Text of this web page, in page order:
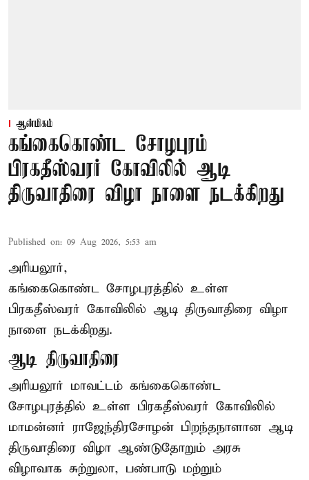
ஆன்மிகம்
கங்கைகொண்ட சோழபுரம்
பிரகதீஸ்வரர் கோவிலில் ஆடி
திருவாதிரை விழா நாளை நடக்கிறது
Published on: 09 Aug 2026, 5:53 am
அரியலூர்,
கங்கைகொண்ட சோழபுரத்தில் உள்ள
பிரகதீஸ்வரர் கோவிலில் ஆடி திருவாதிரை விழா
நாளை நடக்கிறது.
ஆடி திருவாதிரை
அரியலூர் மாவட்டம் கங்கைகொண்ட
சோழபுரத்தில் உள்ள பிரகதீஸ்வரர் கோவிலில்
மாமன்னர் ராஜேந்திரசோழன் பிறந்தநாளான ஆடி
திருவாதிரை விழா ஆண்டுதோறும் அரசு
விழாவாக சுற்றுலா, பண்பாடு மற்றும்